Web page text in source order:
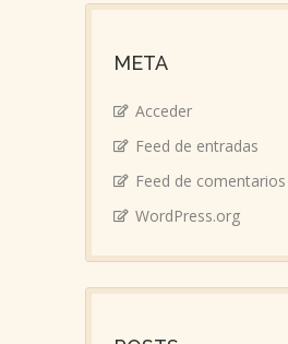
META
Acceder
Feed de entradas
Feed de comentarios
WordPress.org